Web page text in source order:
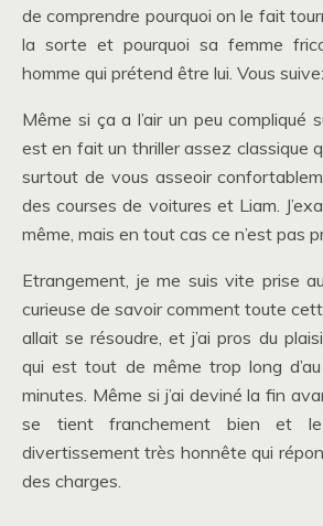
de comprendre pourquoi on le fait
la sorte et pourquoi sa femme
homme qui prétend être lui. Vous
Même si ça a l’air un peu compliqué
est en fait un thriller assez classique
surtout de vous asseoir
des courses de voitures et Liam.
même, mais en tout cas ce n’est pas
Etrangement, je me suis vite prise
curieuse de savoir comment toute
allait se résoudre, et j’ai pros du
qui est tout de même trop long
minutes. Même si j’ai deviné la fin
se tient franchement bien et
divertissement très honnête qui
des charges.